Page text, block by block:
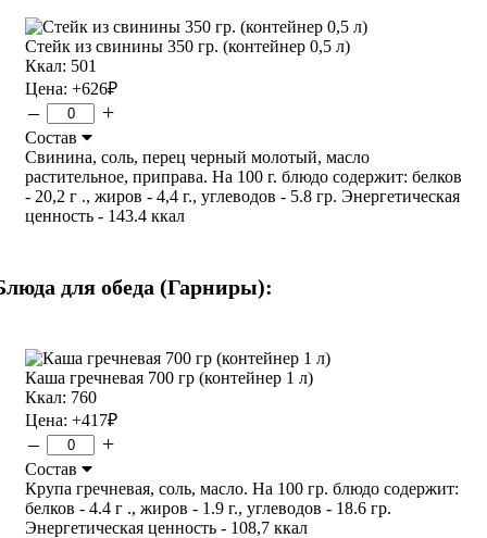
Стейк из свинины 350 гр. (контейнер 0,5 л)
Ккал: 501
Цена: +626₽
– +
Состав
Свинина, соль, перец черный молотый, масло
растительное, приправа. На 100 г. блюдо содержит: белков
- 20,2 г ., жиров - 4,4 г., углеводов - 5.8 гр. Энергетическая
ценность - 143.4 ккал
для обеда (Гарниры):
Каша гречневая 700 гр (контейнер 1 л)
Ккал: 760
Цена: +417₽
– +
Состав
Крупа гречневая, соль, масло. На 100 гр. блюдо содержит:
белков - 4.4 г ., жиров - 1.9 г., углеводов - 18.6 гр.
Энергетическая ценность - 108,7 ккал